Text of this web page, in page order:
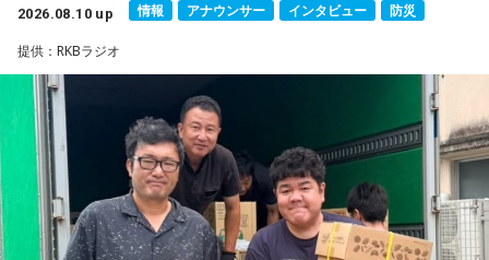
2026.08.10 up 情報 アナウンサー インタビュー 防災
提供：RKBラジオ